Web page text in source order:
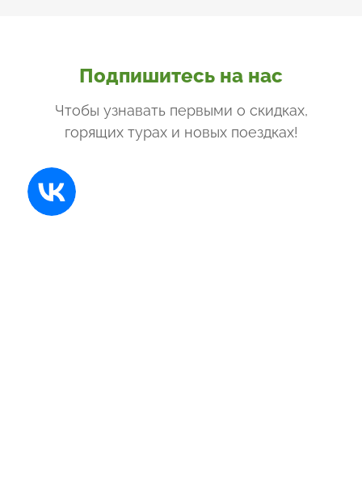
Подпишитесь на нас
Чтобы узнавать первыми о скидках,
горящих турах и новых поездках!